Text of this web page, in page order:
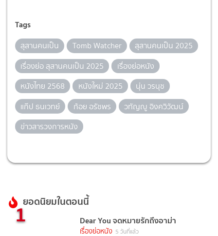
Tags
สุสานคนเป็น Tomb Watcher
สุสานคนเป็น 2025
เรื่องย่อ สุสานคนเป็น 2025
เรื่องย่อหนัง
หนังไทย 2568
หนังใหม่ 2025
นุ่น วรนุช
แก๊ป ธนเวทย์
ก้อย อรัชพร
วทัญญู อิงควิวัฒน์
ข่าวสารวงการหนัง
ยอดนิยมในตอนนี้
1 Dear You จดหมายรักถึงอาม่า
เรื่องย่อหนัง 5 วันที่แล้ว